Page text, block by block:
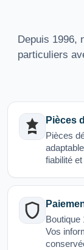
Depuis 1996,
particuliers
Pièces
Pièces
fiabilité
Boutique
Vos